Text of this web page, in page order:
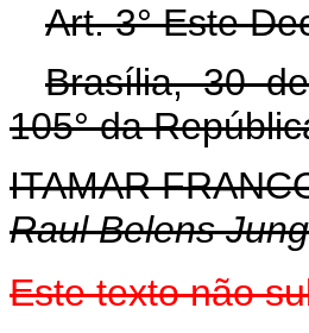
Art. 3° Este
Brasília, 30
105° da
ITAMAR
Raul Belens
Este texto não